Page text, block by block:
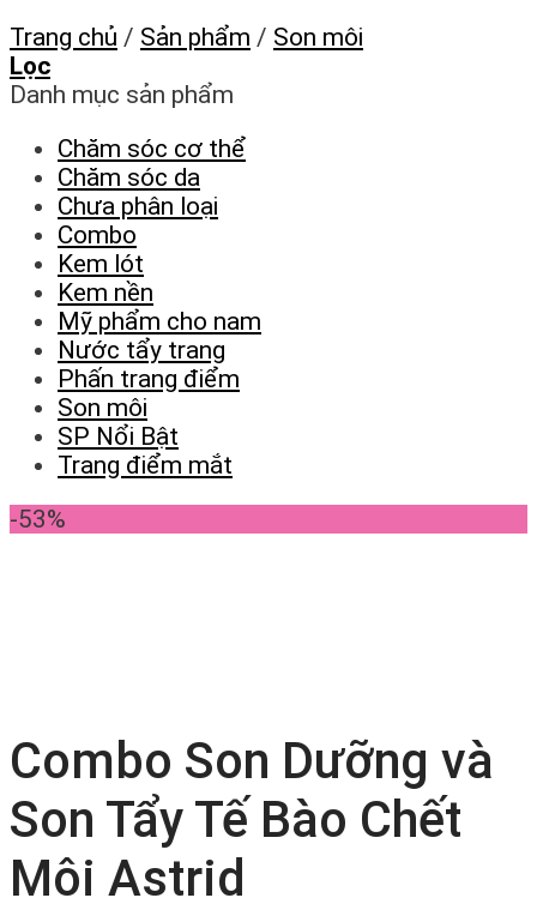
Trang chủ / Sản phẩm / Son môi
Lọc
Danh mục sản phẩm
Chăm sóc cơ thể
Chăm sóc da
Chưa phân loại
Combo
Kem lót
Kem nền
Mỹ phẩm cho nam
Nước tẩy trang
Phấn trang điểm
Son môi
SP Nổi Bật
Trang điểm mắt
-53%
Combo Son Dưỡng và
Son Tẩy Tế Bào Chết
Môi Astrid